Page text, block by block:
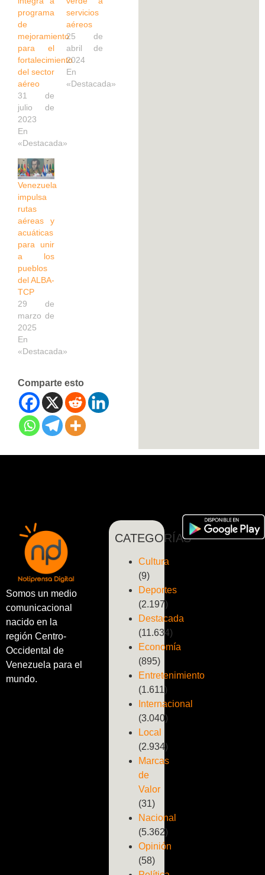
programa
de
mejoramiento
para el
fortalecimiento
del sector
aéreo
31 de
julio de
2023
En
«Destacada»
servicios
aéreos
25 de
abril de
2024
En
«Destacada»
Venezuela
impulsa
rutas
aéreas y
acuáticas
para unir
a los
pueblos
del ALBA-
TCP
29 de
marzo de
2025
En
«Destacada»
Comparte esto
Somos un medio
comunicacional
nacido en la
región Centro-
Occidental de
Venezuela para el
mundo.
CATEGORÍAS
Cultura
(9)
Deportes
(2.197)
Destacada
(11.634)
Economía
(895)
Entretenimiento
(1.611)
Internacional
(3.040)
Local
(2.934)
Marcas
de
Valor
(31)
Nacional
(5.362)
Opinión
(58)